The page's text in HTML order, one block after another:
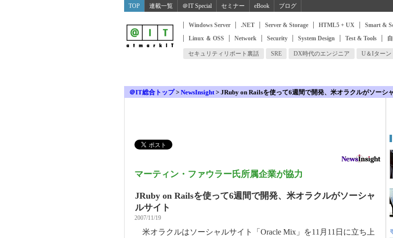
TOP 連載一覧 ＠IT Special セミナー eBook ブログ
Windows Server .NET Server & Storage HTML5 + UX Smart &
Linux ＆ OSS
Network Security System Design Test & Tools
セキュリティリポート裏話 SRE DX時代のエンジニア U＆Iターン
＠IT総合トップ> NewsInsight> JRuby on Railsを使って6週間で開発、米オラクルがソーシ
マーティン・ファウラー氏所属企業が協力
JRuby on Railsを使って6週間で開発、米オラクルがソーシャ
ルサイト
2007/11/19
米オラクルはソーシャルサイト「Oracle Mix」を11月11日に立ち上